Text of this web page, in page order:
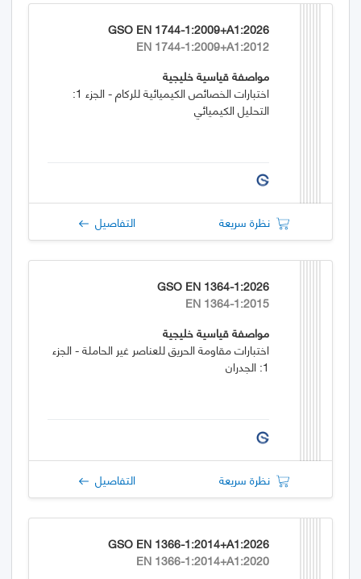
GSO EN 1744-1:2009+A1:2026
EN 1744-1:2009+A1:2012
مواصفة قياسية خليجية
اختبارات الخصائص الكيميائية للركام - الجزء 1:
التحليل الكيميائي
نظرة سريعة التفاصيل
GSO EN 1364-1:2026
EN 1364-1:2015
مواصفة قياسية خليجية
اختبارات مقاومة الحريق للعناصر غير الحاملة - الجزء
1: الجدران
نظرة سريعة التفاصيل
GSO EN 1366-1:2014+A1:2026
EN 1366-1:2014+A1:2020